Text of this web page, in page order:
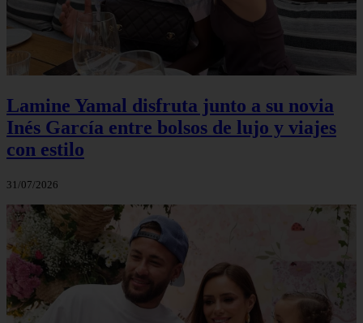
Lamine Yamal disfruta junto a su novia
Inés García entre bolsos de lujo y viajes
con estilo
31/07/2026